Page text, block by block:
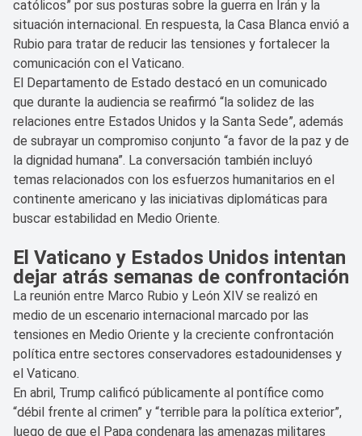
católicos” por sus posturas sobre la guerra en Irán y la
situación internacional. En respuesta, la Casa Blanca envió a
Rubio para tratar de reducir las tensiones y fortalecer la
comunicación con el Vaticano.
El Departamento de Estado destacó en un comunicado
que durante la audiencia se reafirmó “la solidez de las
relaciones entre Estados Unidos y la Santa Sede”, además
de subrayar un compromiso conjunto “a favor de la paz y de
la dignidad humana”. La conversación también incluyó
temas relacionados con los esfuerzos humanitarios en el
continente americano y las iniciativas diplomáticas para
buscar estabilidad en Medio Oriente.
El Vaticano y Estados Unidos intentan
dejar atrás semanas de confrontación
La reunión entre Marco Rubio y León XIV se realizó en
medio de un escenario internacional marcado por las
tensiones en Medio Oriente y la creciente confrontación
política entre sectores conservadores estadounidenses y
el Vaticano.
En abril, Trump calificó públicamente al pontífice como
“débil frente al crimen” y “terrible para la política exterior”,
luego de que el Papa condenara las amenazas militares